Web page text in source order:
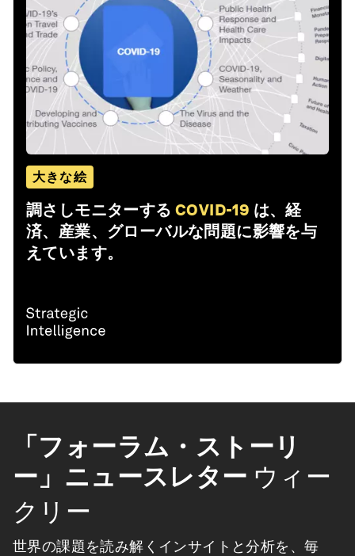
大きな絵
調さしモニターする COVID-19 は、経
済、産業、グローバルな問題に影響を与
えています。
「フォーラム・ストーリ
ー」ニュースレター ウィー
クリー
世界の課題を読み解くインサイトと分析を、毎